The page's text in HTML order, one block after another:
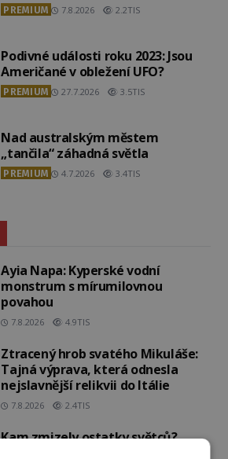
PREMIUM 7.8.2026 2.2TIS
Podivné události roku 2023: Jsou
Američané v obležení UFO?
PREMIUM 27.7.2026 3.5TIS
Nad australským městem
„tančila“ záhadná světla
PREMIUM 4.7.2026 3.4TIS
Ayia Napa: Kyperské vodní
monstrum s mírumilovnou
povahou
7.8.2026 4.9TIS
Ztracený hrob svatého Mikuláše:
Tajná výprava, která odnesla
nejslavnější relikvii do Itálie
7.8.2026 2.4TIS
Kam zmizely ostatky světců?